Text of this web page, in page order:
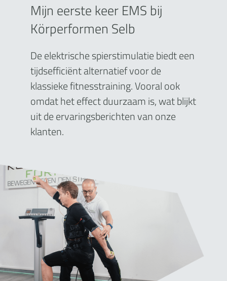
Mijn eerste keer EMS bij
Körperformen Selb
De elektrische spierstimulatie biedt een
tijdsefficiënt alternatief voor de
klassieke fitnesstraining. Vooral ook
omdat het effect duurzaam is, wat blijkt
uit de ervaringsberichten van onze
klanten.